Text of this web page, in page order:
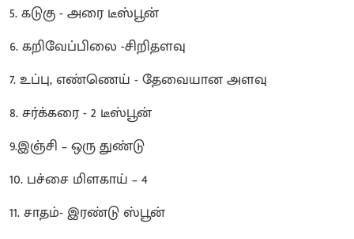
5. கடுகு - அரை டீஸ்பூன்
6. கறிவேப்பிலை -சிறிதளவு
7. உப்பு, எண்ணெய் - தேவையான அளவு
8. சர்க்கரை - 2 டீஸ்பூன்
9.இஞ்சி – ஒரு துண்டு
10. பச்சை மிளகாய் – 4
11. சாதம்- இரண்டு ஸ்பூன்